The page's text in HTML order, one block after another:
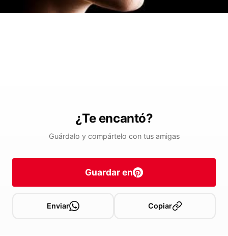
¿Te encantó?
Guárdalo y compártelo con tus amigas
Guardar en
Enviar Copiar